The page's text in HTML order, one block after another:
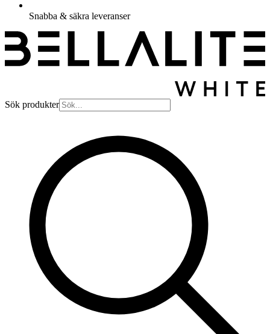
Snabba & säkra leveranser
Sök produkter